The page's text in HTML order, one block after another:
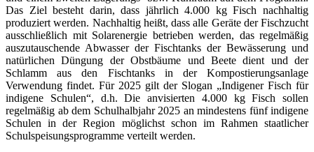
Das Ziel besteht darin, dass jährlich 4.000 kg Fisch nachhaltig
produziert werden. Nachhaltig heißt, dass alle Geräte der Fischzucht
ausschließlich mit Solarenergie betrieben werden, das regelmäßig
auszutauschende Abwasser der Fischtanks der Bewässerung und
natürlichen Düngung der Obstbäume und Beete dient und der
Schlamm aus den Fischtanks in der Kompostierungsanlage
Verwendung findet. Für 2025 gilt der Slogan „Indigener Fisch für
indigene Schulen“, d.h. Die anvisierten 4.000 kg Fisch sollen
regelmäßig ab dem Schulhalbjahr 2025 an mindestens fünf indigene
Schulen in der Region möglichst schon im Rahmen staatlicher
Schulspeisungsprogramme verteilt werden.